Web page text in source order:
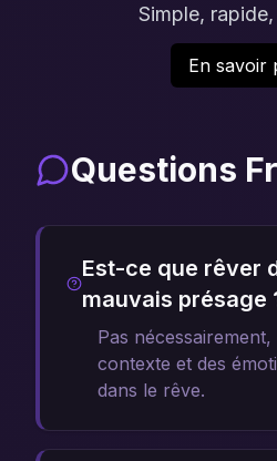
Simple,
En savoir
Questions
Est-ce que rêver
mauvais présage
Pas
contexte et des
dans le rêve.